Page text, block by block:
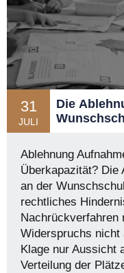
31
JULI
Die
Ablehnung
Überkapazität? Die
an der
rechtliches
Nachrückverfahren
Widerspruchs nicht
Klage nur Aussicht
Verteilung der